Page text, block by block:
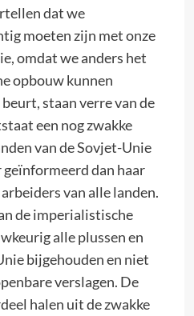
dat we
moeten zijn met onze
omdat we anders het
opbouw kunnen
staan verre van de
een nog zwakke
van de Sovjet-Unie
dan haar
van alle landen.
de imperialistische
alle plussen en
bijgehouden en niet
verslagen. De
halen uit de zwakke